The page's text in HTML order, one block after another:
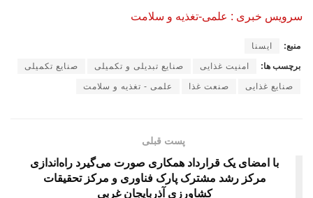
سرویس خبری : علمی-تغذیه و سلامت
منبع: ایسنا
برچسب ها: امنیت غذایی صنایع تبدیلی و تکمیلی صنایع تکمیلی
صنایع غذایی صنعت غذا علمی - تغذیه و سلامت
پست قبلی
با امضای یک قرارداد همکاری صورت می‌گیرد راه‌اندازی
مرکز رشد مشترک پارک فناوری و مرکز تحقیقات
کشاورزی آذربایجان غربی